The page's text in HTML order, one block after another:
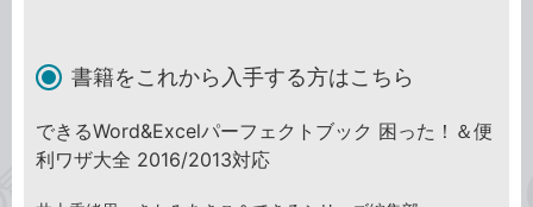
書籍をこれから入手する方はこちら
できるWord&Excelパーフェクトブック 困った！＆便
利ワザ大全 2016/2013対応